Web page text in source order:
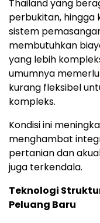
Thailand yang
perbukitan, hingga
sistem
membutuhkan
yang lebih
umumnya
kurang fleksibel
kompleks.
Kondisi ini
menghambat
pertanian dan
juga terkendala.
Teknologi
Peluang Baru